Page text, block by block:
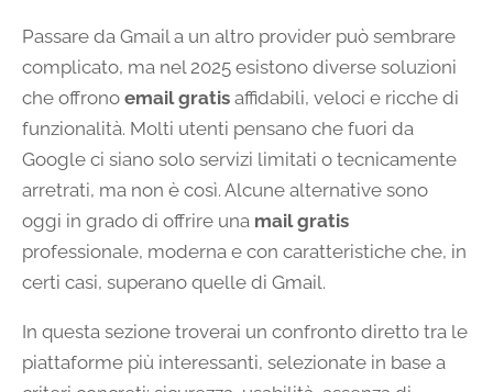
Passare da Gmail a un altro provider può sembrare
complicato, ma nel 2025 esistono diverse soluzioni
che offrono email gratis affidabili, veloci e ricche di
funzionalità. Molti utenti pensano che fuori da
Google ci siano solo servizi limitati o tecnicamente
arretrati, ma non è così. Alcune alternative sono
oggi in grado di offrire una mail gratis
professionale, moderna e con caratteristiche che, in
certi casi, superano quelle di Gmail.
In questa sezione troverai un confronto diretto tra le
piattaforme più interessanti, selezionate in base a